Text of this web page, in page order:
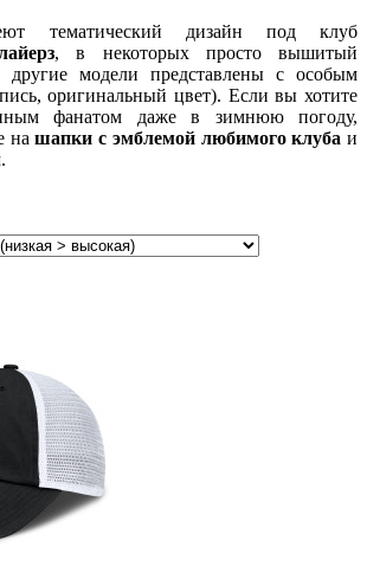
тематический дизайн под клуб
, в некоторых просто вышитый
другие модели представлены с особым
оригинальный цвет). Если вы хотите
фанатом даже в зимнюю погоду,
нашапки с эмблемой любимого клуба и